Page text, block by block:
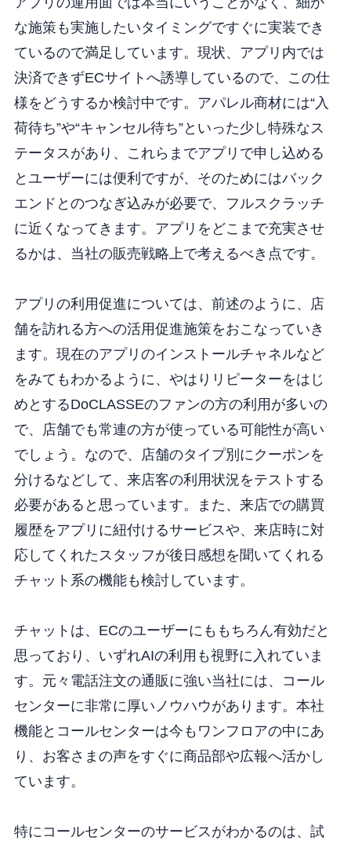
な施策も実施したいタイミングですぐに実装でき
ているので満足しています。現状、アプリ内では
決済できずECサイトへ誘導しているので、この仕
様をどうするか検討中です。アパレル商材には“入
荷待ち”や“キャンセル待ち”といった少し特殊なス
テータスがあり、これらまでアプリで申し込める
とユーザーには便利ですが、そのためにはバック
エンドとのつなぎ込みが必要で、フルスクラッチ
に近くなってきます。アプリをどこまで充実させ
るかは、当社の販売戦略上で考えるべき点です。
アプリの利用促進については、前述のように、店
舗を訪れる方への活用促進施策をおこなっていき
ます。現在のアプリのインストールチャネルなど
をみてもわかるように、やはりリピーターをはじ
めとするDoCLASSEのファンの方の利用が多いの
で、店舗でも常連の方が使っている可能性が高い
でしょう。なので、店舗のタイプ別にクーポンを
分けるなどして、来店客の利用状況をテストする
必要があると思っています。また、来店での購買
履歴をアプリに紐付けるサービスや、来店時に対
応してくれたスタッフが後日感想を聞いてくれる
チャット系の機能も検討しています。
チャットは、ECのユーザーにももちろん有効だと
思っており、いずれAIの利用も視野に入れていま
す。元々電話注文の通販に強い当社には、コール
センターに非常に厚いノウハウがあります。本社
機能とコールセンターは今もワンフロアの中にあ
り、お客さまの声をすぐに商品部や広報へ活かし
ています。
特にコールセンターのサービスがわかるのは、試